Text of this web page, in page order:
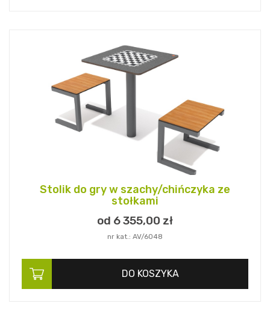
Stolik do gry w szachy/chińczyka ze
stołkami
od 6 355,00 zł
nr kat.: AV/6048
DO KOSZYKA